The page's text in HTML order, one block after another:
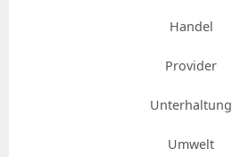
Handel
Provider
Unterhaltung
Umwelt